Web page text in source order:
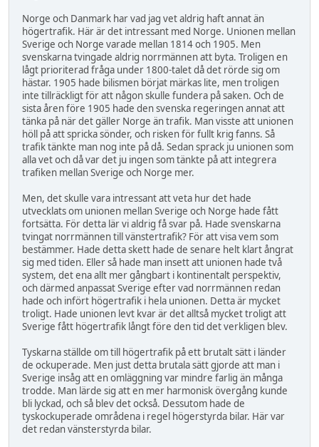
Norge och Danmark har vad jag vet aldrig haft annat än
högertrafik. Här är det intressant med Norge. Unionen mellan
Sverige och Norge varade mellan 1814 och 1905. Men
svenskarna tvingade aldrig norrmännen att byta. Troligen en
lågt prioriterad fråga under 1800-talet då det rörde sig om
hästar. 1905 hade bilismen börjat märkas lite, men troligen
inte tillräckligt för att någon skulle fundera på saken. Och de
sista åren före 1905 hade den svenska regeringen annat att
tänka på när det gäller Norge än trafik. Man visste att unionen
höll på att spricka sönder, och risken för fullt krig fanns. Så
trafik tänkte man nog inte på då. Sedan sprack ju unionen som
alla vet och då var det ju ingen som tänkte på att integrera
trafiken mellan Sverige och Norge mer.
Men, det skulle vara intressant att veta hur det hade
utvecklats om unionen mellan Sverige och Norge hade fått
fortsätta. För detta lär vi aldrig få svar på. Hade svenskarna
tvingat norrmännen till vänstertrafik? För att visa vem som
bestämmer. Hade detta skett hade de senare helt klart ångrat
sig med tiden. Eller så hade man insett att unionen hade två
system, det ena allt mer gångbart i kontinentalt perspektiv,
och därmed anpassat Sverige efter vad norrmännen redan
hade och infört högertrafik i hela unionen. Detta är mycket
troligt. Hade unionen levt kvar är det alltså mycket troligt att
Sverige fått högertrafik långt före den tid det verkligen blev.
Tyskarna ställde om till högertrafik på ett brutalt sätt i länder
de ockuperade. Men just detta brutala sätt gjorde att man i
Sverige insåg att en omläggning var mindre farlig än många
trodde. Man lärde sig att en mer harmonisk övergång kunde
bli lyckad, och så blev det också. Dessutom hade de
tyskockuperade områdena i regel högerstyrda bilar. Här var
det redan vänsterstyrda bilar.